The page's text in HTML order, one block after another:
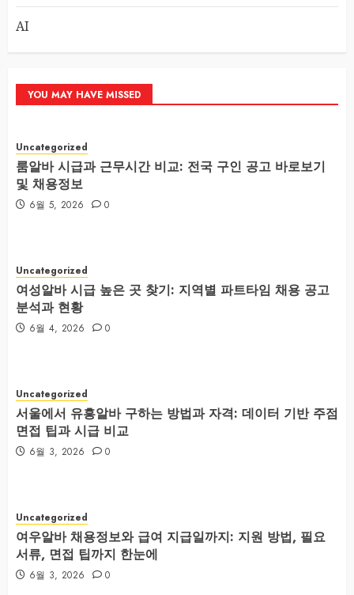
AI
YOU MAY HAVE MISSED
Uncategorized
룸알바 시급과 근무시간 비교: 전국 구인 공고 바로보기
및 채용정보
6월 5, 2026 0
Uncategorized
여성알바 시급 높은 곳 찾기: 지역별 파트타임 채용 공고
분석과 현황
6월 4, 2026 0
Uncategorized
서울에서 유흥알바 구하는 방법과 자격: 데이터 기반 주점
면접 팁과 시급 비교
6월 3, 2026 0
Uncategorized
여우알바 채용정보와 급여 지급일까지: 지원 방법, 필요
서류, 면접 팁까지 한눈에
6월 3, 2026 0